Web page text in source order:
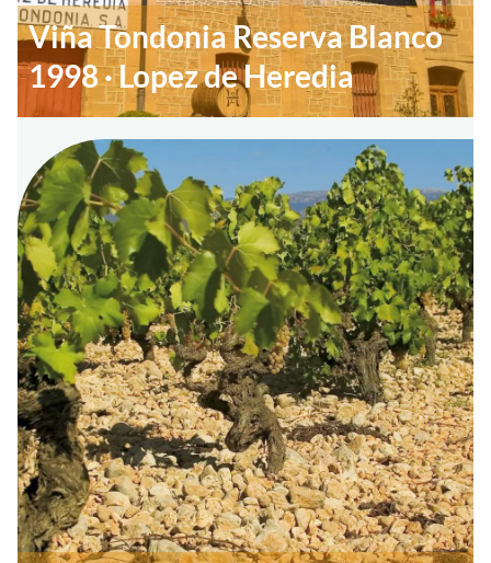
Viña Tondonia Reserva Blanco
1998 · Lopez de Heredia